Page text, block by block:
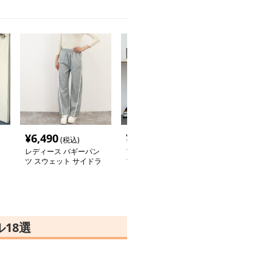
¥6,490(税込)
レディース バギーパン
ツ スウェット サイドラ
¥
アシンメトリーデザイン
ブラウス付き バギーパ
18選